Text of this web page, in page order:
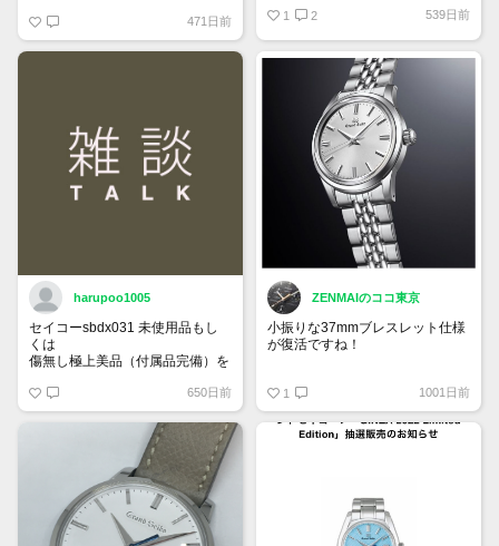
471日前 1 2 539日前
harupoo1005
セイコーsbdx031 未使用品もし
くは
傷無し極上美品（付属品完備）を
650日前
ZENMAIのココ東京
小振りな37mmブレスレット仕様
が復活ですね！
1 1001日前